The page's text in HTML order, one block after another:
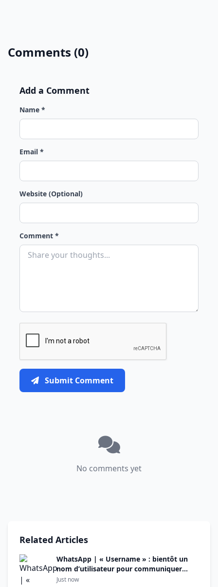
Comments (0)
Add a Comment
Name *
Email *
Website (Optional)
Comment *
Submit Comment
No comments yet
Related Articles
WhatsApp | « Username » : bientôt un
nom d’utilisateur pour communiquer
sans dévoiler son numéro de téléphone
Just now